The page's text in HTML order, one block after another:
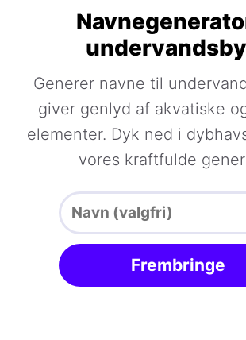
Generer navne til
giver genlyd af akvatiske
elementer. Dyk ned i
vores kraftfulde
Frembringe